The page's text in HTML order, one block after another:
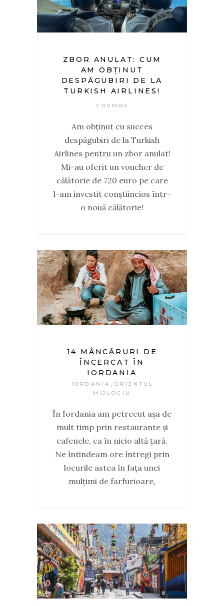
ZBOR ANULAT: CUM
AM OBȚINUT
DESPĂGUBIRI DE LA
TURKISH AIRLINES!
CRUMBS
Am obținut cu succes
despăgubiri de la Turkish
Airlines pentru un zbor anulat!
Mi-au oferit un voucher de
călătorie de 720 euro pe care
l-am investit conștiincios într-
o nouă călătorie!
14 MÂNCĂRURI DE
ÎNCERCAT ÎN
IORDANIA
IORDANIA
ORIENTUL
MIJLOCIU
În Iordania am petrecut așa de
mult timp prin restaurante și
cafenele, ca în nicio altă țară.
Ne întindeam ore întregi prin
locurile astea în fața unei
mulțimi de farfurioare,